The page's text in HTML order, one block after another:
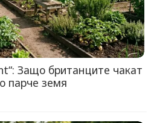
Защо британците чакат
парче земя